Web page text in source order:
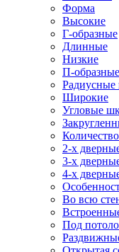
Форма
Высокие
Г-образные
Длинные
Низкие
П-образные
Широкие
Угловые
2-х
3-х
4-х
Во всю
Под